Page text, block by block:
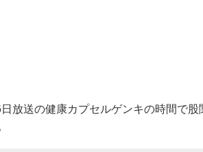
放送の健康カプセルゲンキの時間で